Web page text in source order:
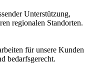
Unterstützung,
regionalen Standorten.
für unsere Kunden
bedarfsgerecht.